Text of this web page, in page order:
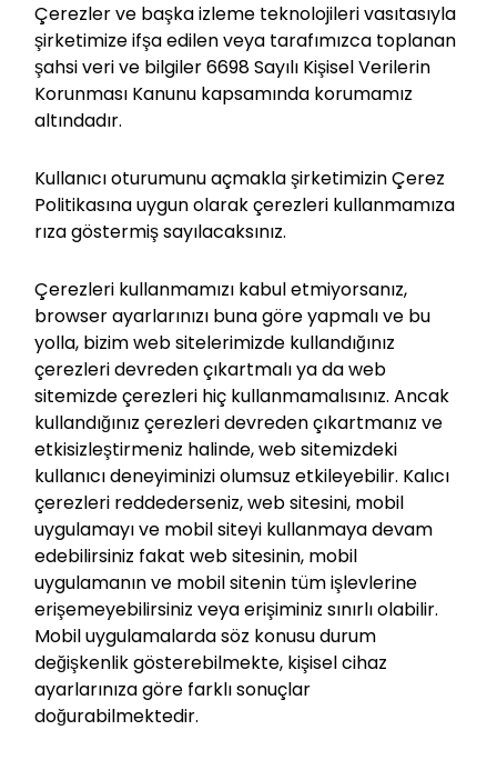
Çerezler ve başka izleme teknolojileri vasıtasıyla
şirketimize ifşa edilen veya tarafımızca toplanan
şahsi veri ve bilgiler 6698 Sayılı Kişisel Verilerin
Korunması Kanunu kapsamında korumamız
altındadır.
Kullanıcı oturumunu açmakla şirketimizin Çerez
Politikasına uygun olarak çerezleri kullanmamıza
rıza göstermiş sayılacaksınız.
Çerezleri kullanmamızı kabul etmiyorsanız,
browser ayarlarınızı buna göre yapmalı ve bu
yolla, bizim web sitelerimizde kullandığınız
çerezleri devreden çıkartmalı ya da web
sitemizde çerezleri hiç kullanmamalısınız. Ancak
kullandığınız çerezleri devreden çıkartmanız ve
etkisizleştirmeniz halinde, web sitemizdeki
kullanıcı deneyiminizi olumsuz etkileyebilir. Kalıcı
çerezleri reddederseniz, web sitesini, mobil
uygulamayı ve mobil siteyi kullanmaya devam
edebilirsiniz fakat web sitesinin, mobil
uygulamanın ve mobil sitenin tüm işlevlerine
erişemeyebilirsiniz veya erişiminiz sınırlı olabilir.
Mobil uygulamalarda söz konusu durum
değişkenlik gösterebilmekte, kişisel cihaz
ayarlarınıza göre farklı sonuçlar
doğurabilmektedir.